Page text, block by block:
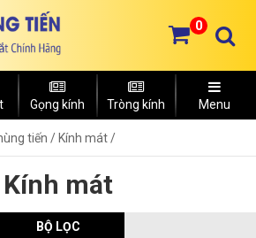
0
Gọng kính Tròng kính Menu
tiến / Kính mát /
Kính mát
BỘ LỌC